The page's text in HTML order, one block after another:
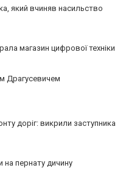
який вчиняв насильство
магазин цифрової техніки
Драгусевичем
доріг: викрили заступника
пернату дичину